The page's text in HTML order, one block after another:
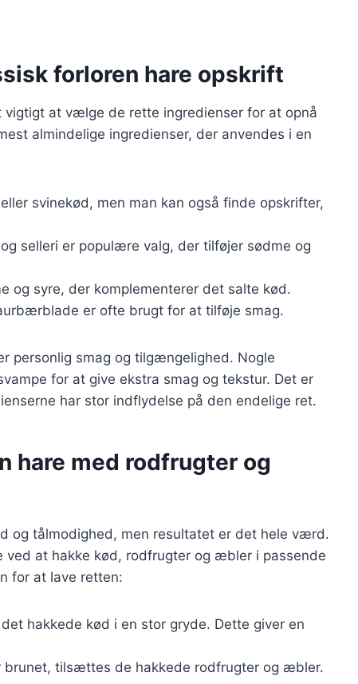
forloren hare opskrift
vigtigt at vælge de rette ingredienser for at opnå
almindelige ingredienser, der anvendes i en
svinekød, men man kan også finde opskrifter,
selleri er populære valg, der tilføjer sødme og
og syre, der komplementerer det salte kød.
er ofte brugt for at tilføje smag.
personlig smag og tilgængelighed. Nogle
for at give ekstra smag og tekstur. Det er
har stor indflydelse på den endelige ret.
hare med rodfrugter og
og tålmodighed, men resultatet er det hele værd.
at hakke kød, rodfrugter og æbler i passende
for at lave retten:
hakkede kød i en stor gryde. Dette giver en
tilsættes de hakkede rodfrugter og æbler.